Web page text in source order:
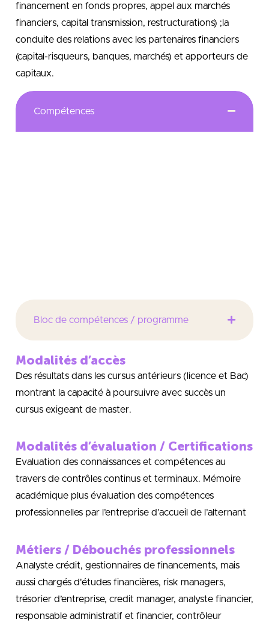
financement en fonds propres, appel aux marchés
financiers, capital transmission, restructurations) ;la
conduite des relations avec les partenaires financiers
(capital-risqueurs, banques, marchés) et apporteurs de
capitaux.
Compétences
Bloc de compétences / programme
Modalités d’accès
Des résultats dans les cursus antérieurs (licence et Bac)
montrant la capacité à poursuivre avec succès un
cursus exigeant de master.
Modalités d’évaluation / Certifications
Evaluation des connaissances et compétences au
travers de contrôles continus et terminaux. Mémoire
académique plus évaluation des compétences
professionnelles par l’entreprise d’accueil de l’alternant
Métiers / Débouchés professionnels
Analyste crédit, gestionnaires de financements, mais
aussi chargés d'études financières, risk managers,
trésorier d’entreprise, credit manager, analyste financier,
responsable administratif et financier, contrôleur